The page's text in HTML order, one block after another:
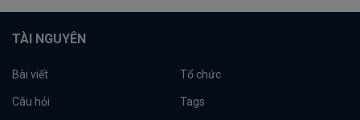
TÀI NGUYÊN
Bài viết Tổ chức
Câu hỏi Tags